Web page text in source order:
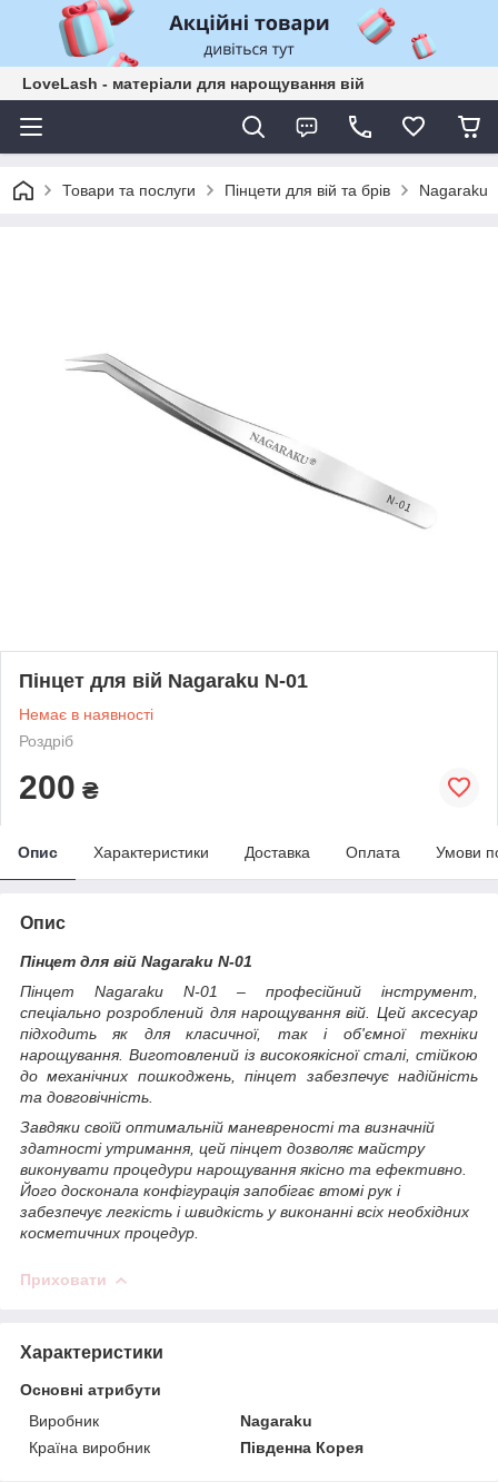
LoveLash - матеріали для нарощування вій
Товари та послуги Пінцети для вій та брів Nagaraku
Пінцет для вій Nagaraku N-01
Немає в наявності
Роздріб
200 ₴
Опис Характеристики Доставка Оплата Умови
Опис
Пінцет для вій Nagaraku N-01
Пінцет Nagaraku N-01 – професійний інструмент,
спеціально розроблений для нарощування вій. Цей аксесуар
підходить як для класичної, так і об'ємної техніки
нарощування. Виготовлений із високоякісної сталі, стійкою
до механічних пошкоджень, пінцет забезпечує надійність
та довговічність.
Завдяки своїй оптимальній маневреності та визначній
здатності утримання, цей пінцет дозволяє майстру
виконувати процедури нарощування якісно та ефективно.
Його досконала конфігурація запобігає втомі рук і
забезпечує легкість і швидкість у виконанні всіх необхідних
косметичних процедур.
Приховати
Характеристики
Основні атрибути
Виробник
Nagaraku
Країна виробник
Південна Корея